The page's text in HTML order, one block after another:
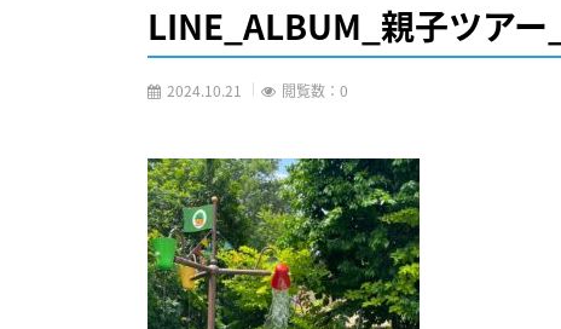
LINE_ALBUM_親子ツア
2024.10.21 閲覧数：0